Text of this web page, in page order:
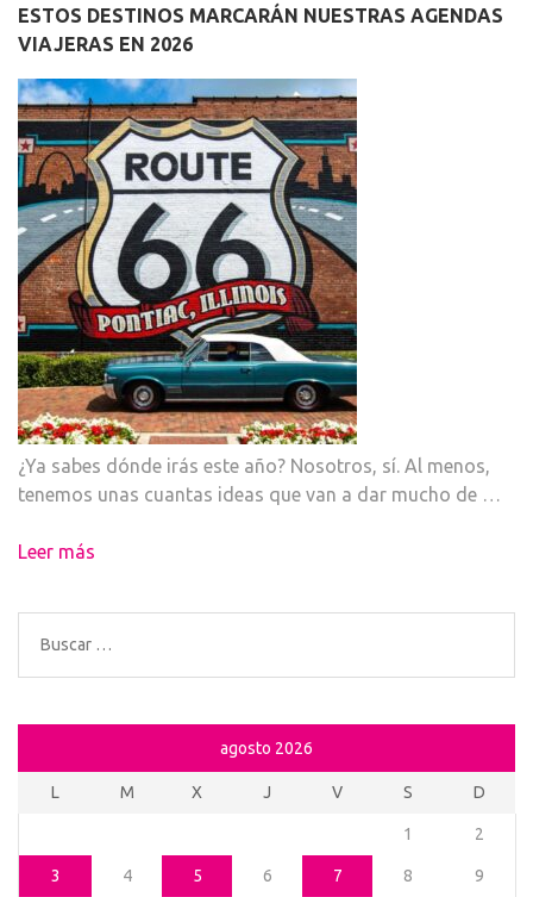
ESTOS DESTINOS MARCARÁN NUESTRAS AGENDAS
VIAJERAS EN 2026
¿Ya sabes dónde irás este año? Nosotros, sí. Al menos,
tenemos unas cuantas ideas que van a dar mucho de …
Leer más
Buscar:
agosto 2026
L M X J V S D
1 2
3 4 5 6 7 8 9